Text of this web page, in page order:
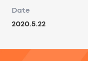
Date
2020.5.22